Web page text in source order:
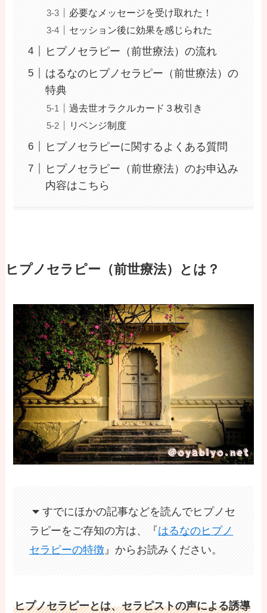
必要なメッセージを受け取れた！
セッション後に効果を感じられた
ヒプノセラピー（前世療法）の流れ
はるなのヒプノセラピー（前世療法）の
特典
過去世オラクルカード３枚引き
リベンジ制度
ヒプノセラピーに関するよくある質問
ヒプノセラピー（前世療法）のお申込み
内容はこちら
ヒプノセラピー（前世療法）とは？
すでにほかの記事などを読んでヒプノセ
ラピーをご存知の方は、『はるなのヒプノ
セラピーの特徴 』からお読みください。
ヒプノセラピーとは、セラピストの声による誘導